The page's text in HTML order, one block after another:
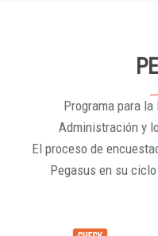
Programa para
Administración y
El proceso de
Pegasus en su